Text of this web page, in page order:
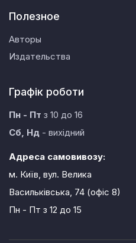
Полезное
Авторы
Издательства
Графік роботи
Пн - Пт з 10 до 16
Сб, Нд - вихідний
Адреса самовивозу:
м. Київ, вул. Велика
Васильківська, 74 (офіс 8)
Пн - Пт з 12 до 15